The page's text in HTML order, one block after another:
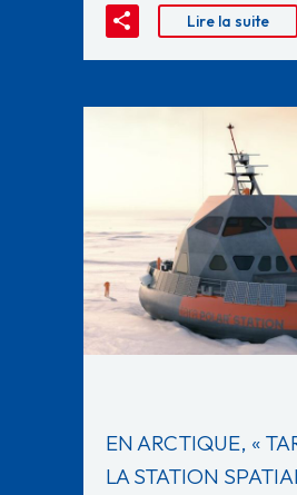
Lire la suite
EN ARCTIQUE, «
LA STATION